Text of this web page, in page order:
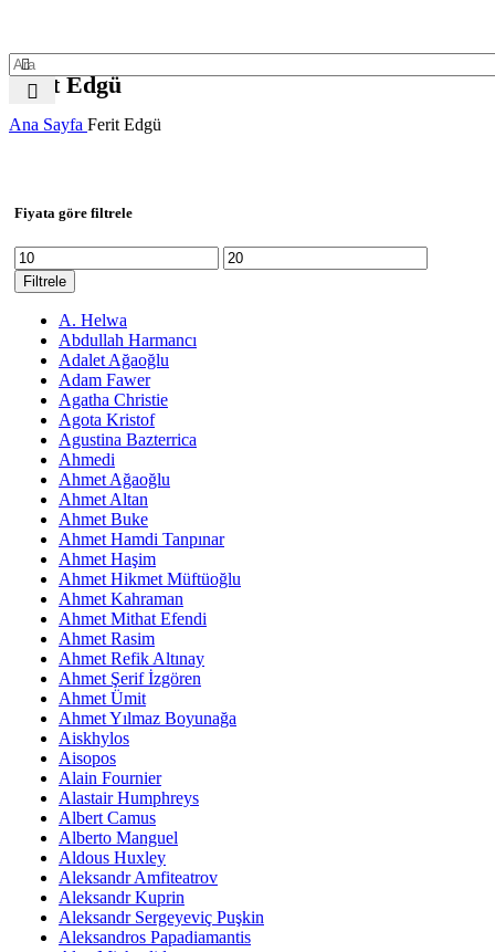
Ferit Edgü
Ana Sayfa Ferit Edgü
Fiyata göre filtrele
En
düşük
fiyat
En
yüksek
Filtrele
A. Helwa
Abdullah Harmancı
Adalet Ağaoğlu
Adam Fawer
Agatha Christie
Agota Kristof
Agustina Bazterrica
Ahmedi
Ahmet Ağaoğlu
Ahmet Altan
Ahmet Buke
Ahmet Hamdi Tanpınar
Ahmet Haşim
Ahmet Hikmet Müftüoğlu
Ahmet Kahraman
Ahmet Mithat Efendi
Ahmet Rasim
Ahmet Refik Altınay
Ahmet Şerif İzgören
Ahmet Ümit
Ahmet Yılmaz Boyunağa
Aiskhylos
Aisopos
Alain Fournier
Alastair Humphreys
Albert Camus
Alberto Manguel
Aldous Huxley
Aleksandr Amfiteatrov
Aleksandr Kuprin
Aleksandr Sergeyeviç Puşkin
Aleksandros Papadiamantis